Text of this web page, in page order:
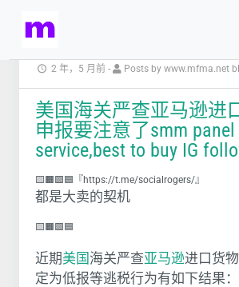
2 年，5 月前 - Posts by www.mfma.net
美国海关严查亚马逊进
申报要注意了smm panel
service,best to buy IG
🟨🟧🟩🟦『https://t.me/socialrogers/』
都是大卖的契机
🟨🟧🟩🟦
近期美国 海关严查亚马逊进口货
定为低报等逃税行为有如下结果：